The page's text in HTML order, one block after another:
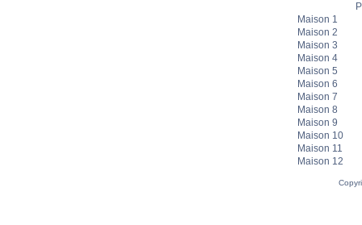
Maison 1
Maison 2
Maison 3
Maison 4
Maison 5
Maison 6
Maison 7
Maison 8
Maison 9
Maison 10
Maison 11
Maison 12